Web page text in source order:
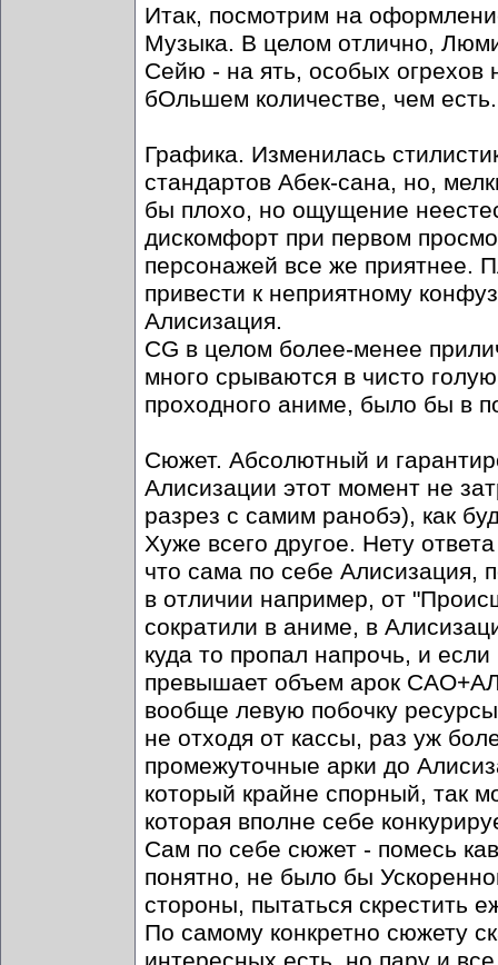
Итак, посмотрим на
Музыка. В целом отлично,
Сейю - на ять, особых огрехов
бОльшем количестве, чем есть.
Графика. Изменилась
стандартов Абек-сана, но,
бы плохо, но ощущение
дискомфорт при первом
персонажей все же приятнее.
привести к неприятному
Алисизация.
CG в целом более-менее
много срываются в чисто
проходного аниме, было бы в
Сюжет. Абсолютный и
Алисизации этот момент не
разрез с самим ранобэ), как
Хуже всего другое. Нету
что сама по себе Алисизация,
в отличии например, от
сократили в аниме, в
куда то пропал напрочь, и
превышает объем арок
вообще левую побочку
не отходя от кассы, раз уж
промежуточные арки до
который крайне спорный, так
которая вполне себе
Сам по себе сюжет - помесь
понятно, не было бы
стороны, пытаться скрестить
По самому конкретно сюжету